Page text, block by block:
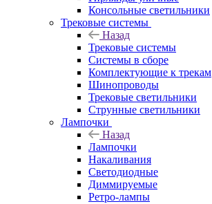
Консольные светильники
Трековые системы
Назад
Трековые системы
Системы в сборе
Комплектующие к трекам
Шинопроводы
Трековые светильники
Струнные светильники
Лампочки
Назад
Лампочки
Накаливания
Светодиодные
Диммируемые
Ретро-лампы